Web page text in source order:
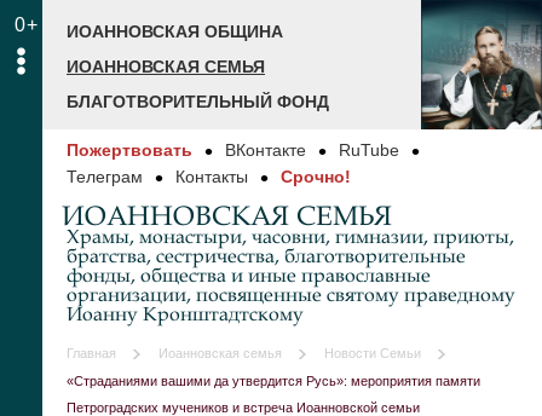
0+
ИОАННОВСКАЯ ОБЩИНА
ИОАННОВСКАЯ СЕМЬЯ
БЛАГОТВОРИТЕЛЬНЫЙ ФОНД
Пожертвовать ВКонтакте
RuTube
Телеграм
Контакты Срочно!
ИОАННОВСКАЯ СЕМЬЯ
Храмы, монастыри, часовни, гимназии, приюты,
братства, сестричества, благотворительные
фонды, общества и иные православные
организации, посвященные святому праведному
Иоанну Кронштадтскому
Главная Иоанновская семья
Новости Семьи
«Страданиями вашими да утвердится Русь»: мероприятия памяти
Петроградских мучеников и встреча Иоанновской семьи